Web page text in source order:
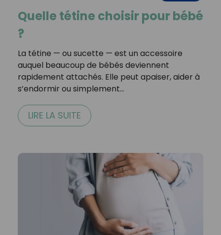
Quelle tétine choisir pour bébé
?
La tétine — ou sucette — est un accessoire
auquel beaucoup de bébés deviennent
rapidement attachés. Elle peut apaiser, aider à
s’endormir ou simplement…
LIRE LA SUITE